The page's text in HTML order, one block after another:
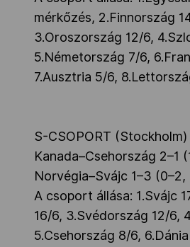
mérkőzés, 2.Finnország
3.Oroszország 12/6,
5.Németország 7/6,
7.Ausztria 5/6,
S-CSOPORT (Stockholm)
Kanada–Csehország 2–1
Norvégia–Svájc 1–3 (0–2,
A csoport állása: 1.Svájc
16/6, 3.Svédország 12/6,
5.Csehország 8/6,